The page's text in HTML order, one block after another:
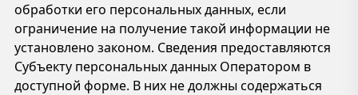
обработки его персональных данных, если
ограничение на получение такой информации не
установлено законом. Сведения предоставляются
Субъекту персональных данных Оператором в
доступной форме. В них не должны содержаться